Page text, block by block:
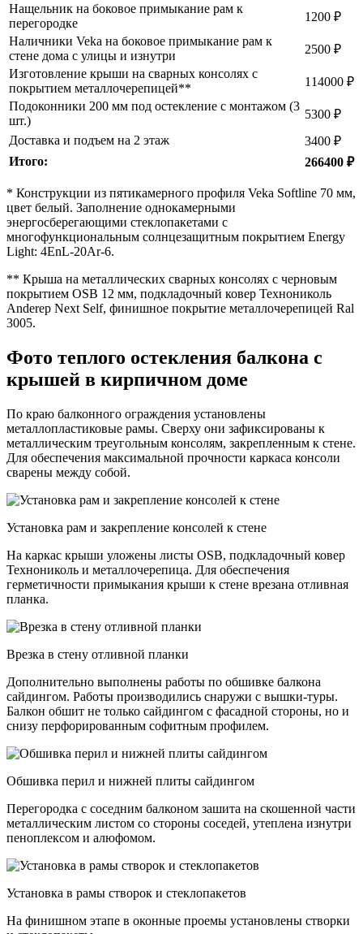
Нащельник на боковое примыкание рам к
перегородке
1200 ₽
Наличники Veka на боковое примыкание рам к
стене дома с улицы и изнутри
2500 ₽
Изготовление крыши на сварных консолях с
покрытием металлочерепицей**
114000 ₽
Подоконники 200 мм под остекление с монтажом (3
шт.)
5300 ₽
Доставка и подъем на 2 этаж
3400 ₽
Итого:
266400 ₽
* Конструкции из пятикамерного профиля Veka Softline 70 мм,
цвет белый. Заполнение однокамерными
энергосберегающими стеклопакетами с
многофункциональным солнцезащитным покрытием Energy
Light: 4EnL-20Ar-6.
** Крыша на металлических сварных консолях с черновым
покрытием OSB 12 мм, подкладочный ковер Технониколь
Anderep Next Self, финишное покрытие металлочерепицей Ral
3005.
Фото теплого остекления балкона с
крышей в кирпичном доме
По краю балконного ограждения установлены
металлопластиковые рамы. Сверху они зафиксированы к
металлическим треугольным консолям, закрепленным к стене.
Для обеспечения максимальной прочности каркаса консоли
сварены между собой.
Установка рам и закрепление консолей к стене
На каркас крыши уложены листы OSB, подкладочный ковер
Технониколь и металлочерепица. Для обеспечения
герметичности примыкания крыши к стене врезана отливная
планка.
Врезка в стену отливной планки
Дополнительно выполнены работы по обшивке балкона
сайдингом. Работы производились снаружи с вышки-туры.
Балкон обшит не только сайдингом с фасадной стороны, но и
снизу перфорированным софитным профилем.
Обшивка перил и нижней плиты сайдингом
Перегородка с соседним балконом зашита на скошенной части
металлическим листом со стороны соседей, утеплена изнутри
пеноплексом и алюфомом.
Установка в рамы створок и стеклопакетов
На финишном этапе в оконные проемы установлены створки